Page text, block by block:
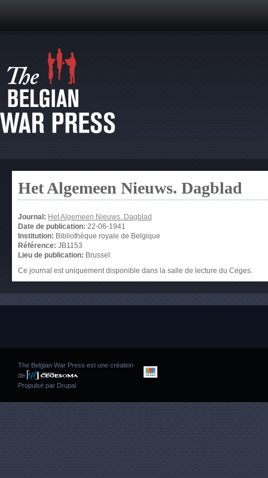
Het Algemeen Nieuws. Dagblad
Journal: Het Algemeen Nieuws. Dagblad
Date de publication: 22-06-1941
Institution: Bibliothèque royale de Belgique
Référence: JB1153
Lieu de publication: Brussel
Ce journal est uniquement disponible dans la salle de lecture du Ceges.
The Belgian War Press est une création
de
Propulsé par Drupal